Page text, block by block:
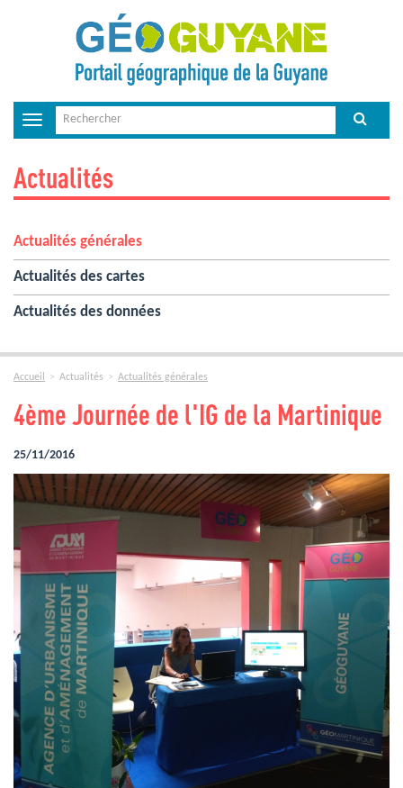
Toggle
navigation
Actualités
Actualités générales
Actualités des cartes
Actualités des données
Accueil Actualités Actualités générales
4ème Journée de l'IG de la Martinique
25/11/2016